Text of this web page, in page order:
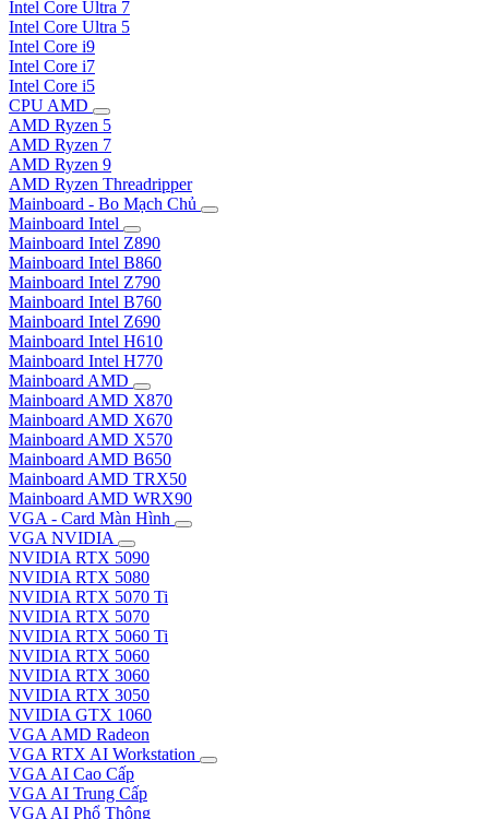
Intel Core Ultra 7
Intel Core Ultra 5
Intel Core i9
Intel Core i7
Intel Core i5
CPU AMD
AMD Ryzen 5
AMD Ryzen 7
AMD Ryzen 9
AMD Ryzen Threadripper
Mainboard - Bo Mạch Chủ
Mainboard Intel
Mainboard Intel Z890
Mainboard Intel B860
Mainboard Intel Z790
Mainboard Intel B760
Mainboard Intel Z690
Mainboard Intel H610
Mainboard Intel H770
Mainboard AMD
Mainboard AMD X870
Mainboard AMD X670
Mainboard AMD X570
Mainboard AMD B650
Mainboard AMD TRX50
Mainboard AMD WRX90
VGA - Card Màn Hình
VGA NVIDIA
NVIDIA RTX 5090
NVIDIA RTX 5080
NVIDIA RTX 5070 Ti
NVIDIA RTX 5070
NVIDIA RTX 5060 Ti
NVIDIA RTX 5060
NVIDIA RTX 3060
NVIDIA RTX 3050
NVIDIA GTX 1060
VGA AMD Radeon
VGA RTX AI Workstation
VGA AI Cao Cấp
VGA AI Trung Cấp
VGA AI Phổ Thông